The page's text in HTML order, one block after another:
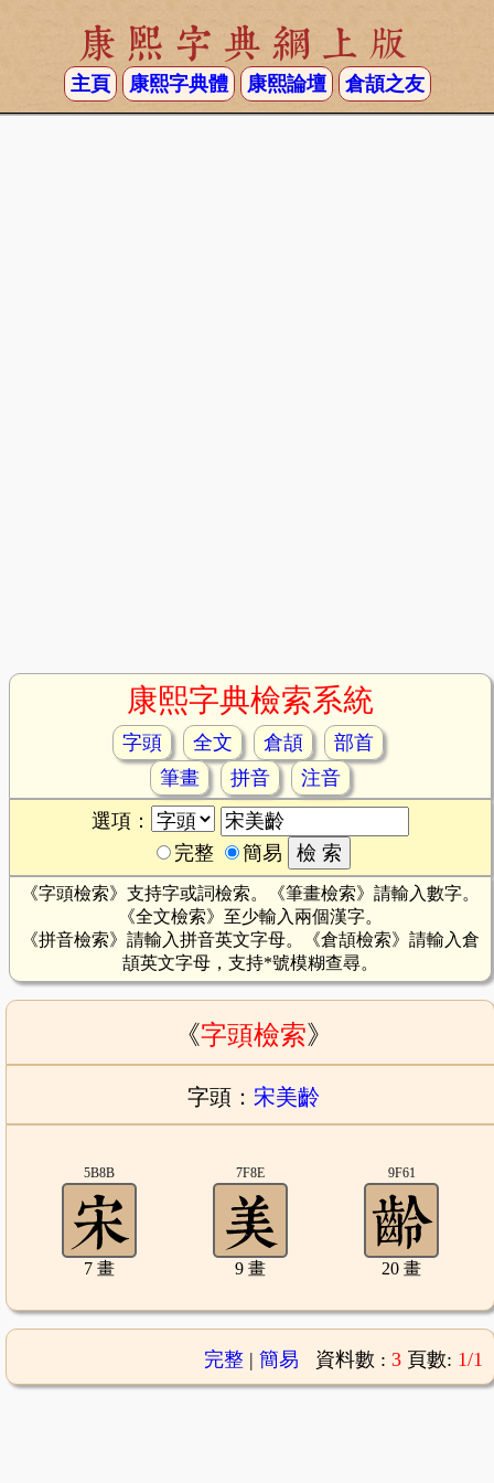
康熙字典網上版
主頁 康熙字典體 康熙論壇 倉頡之友
康熙字典檢索系統
字頭 全文 倉頡
部首
筆畫
拼音
注音
選項：
完整
簡易
《字頭檢索》支持字或詞檢索。《筆畫檢索》請輸入數字。
《全文檢索》至少輸入兩個漢字。
《拼音檢索》請輸入拼音英文字母。《倉頡檢索》請輸入倉
頡英文字母，支持*號模糊查尋。
《字頭檢索》
字頭： 宋美齡
5B8B
7 畫
7F8E
9 畫
9F61
20 畫
完整| 簡易 資料數 : 3 頁數: 1/1